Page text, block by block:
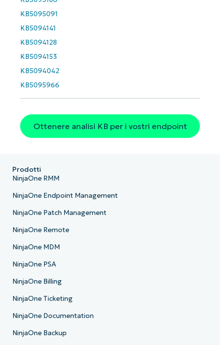
KB5095091
KB5094141
KB5094128
KB5094153
KB5094042
KB5095966
Ottenere analisi KB per i vostri endpoint
email*
Phone
Paese
Company
Prodotti
NinjaOne RMM
NinjaOne Endpoint Management
NinjaOne Patch Management
NinjaOne Remote
NinjaOne MDM
NinjaOne PSA
NinjaOne Billing
NinjaOne Ticketing
NinjaOne Documentation
NinjaOne Backup